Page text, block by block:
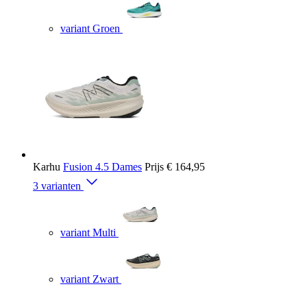
variant Groen
Karhu Fusion 4.5 Dames Prijs € 164,95
3 varianten
variant Multi
variant Zwart